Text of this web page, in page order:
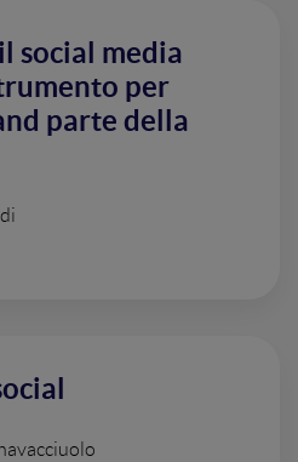
social media
per
parte della